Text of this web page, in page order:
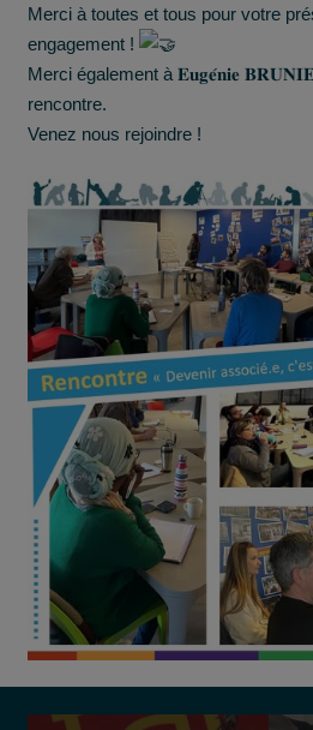
Merci à toutes et tous pour votre
engagement !
Merci également à 𝐄𝐮𝐠𝐞́𝐧𝐢𝐞
rencontre.
Venez nous rejoindre !